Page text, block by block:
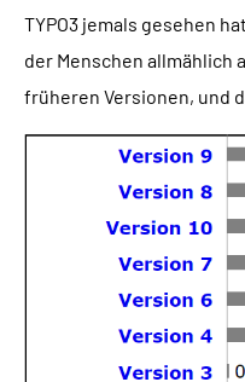
TYPO3 jemals gesehen
der Menschen allmählich
früheren Versionen, und